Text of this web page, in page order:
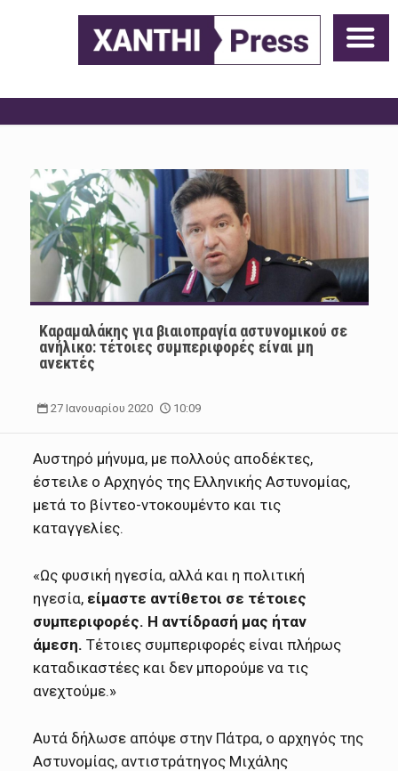
Καραμαλάκης για βιαιοπραγία αστυνομικού σε
ανήλικο: τέτοιες συμπεριφορές είναι μη
ανεκτές
27 Ιανουαρίου 2020 10:09
Αυστηρό μήνυμα, με πολλούς αποδέκτες,
έστειλε ο Αρχηγός της Ελληνικής Αστυνομίας,
μετά το βίντεο-ντοκουμέντο και τις
καταγγελίες.
«Ως φυσική ηγεσία, αλλά και η πολιτική
ηγεσία, είμαστε αντίθετοι σε τέτοιες
συμπεριφορές. Η αντίδρασή μας ήταν
άμεση. Τέτοιες συμπεριφορές είναι πλήρως
καταδικαστέες και δεν μπορούμε να τις
ανεχτούμε.»
Αυτά δήλωσε απόψε στην Πάτρα, ο αρχηγός της
Αστυνομίας, αντιστράτηγος Μιχάλης